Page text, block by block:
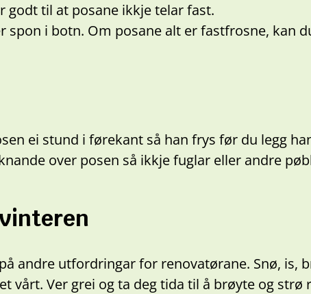
godt til at posane ikkje telar fast.
spon i botn. Om posane alt er fastfrosne, kan
ei stund i førekant så han frys før du legg
over posen så ikkje fuglar eller andre
andre utfordringar for renovatørane. Snø, is,
vårt. Ver grei og ta deg tida til å brøyte og